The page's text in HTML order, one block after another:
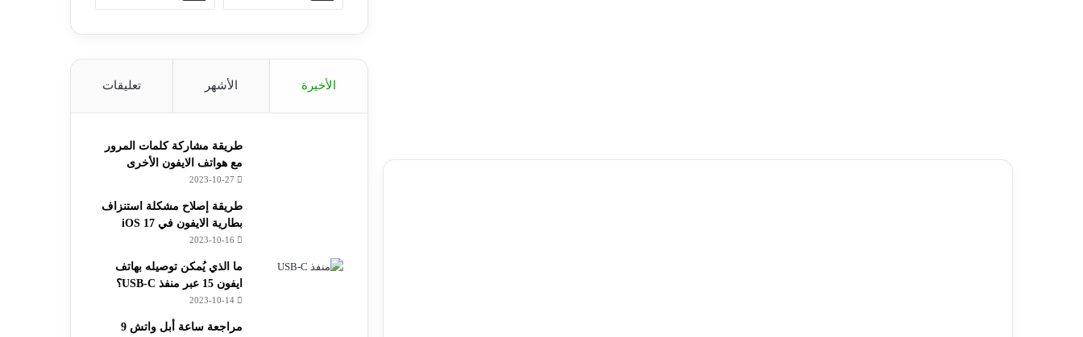
الأخيرة الأشهر تعليقات
طريقة مشاركة كلمات المرور
مع هواتف الايفون الأخرى
2023-10-27
طريقة إصلاح مشكلة استنزاف
بطارية الايفون في iOS 17
2023-10-16
ما الذي يُمكن توصيله بهاتف
ايفون 15 عبر منفذ USB-C؟
2023-10-14
مراجعة ساعة أبل واتش 9